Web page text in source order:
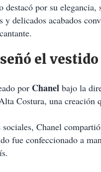
destacó por su
y delicados acabados
el
por Chanel bajo la
Costura, una creación
sociales, Chanel
fue confeccionado a